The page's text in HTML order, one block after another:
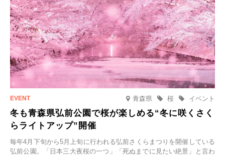
青森県 イベント
桜
冬も青森県弘前公園で桜が楽しめる“冬に咲くさく
らライトアップ”開催
毎年4月下旬から5月上旬に行われる弘前さくらまつりを開催している
弘前公園。「日本三大夜桜の一つ」「死ぬまでに見たい絶景」と言わ